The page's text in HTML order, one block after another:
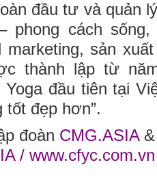
đầu tư và quản
phong cách
marketing, sản
thành lập từ
Yoga đầu tiên tại
tốt đẹp hơn”.
đoàn CMG.ASIA&
/ www.cfyc.com.vn